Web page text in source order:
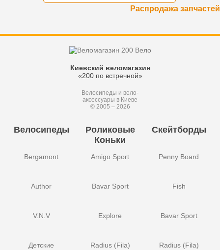
Распродажа запчастей
Киевский веломагазин
«200 по встречной»
Велосипеды и вело-
аксессуары в Киеве
© 2005 – 2026
Велосипеды
Bergamont
Author
V.N.V
Детские
Роликовые
Коньки
Amigo Sport
Bavar Sport
Explore
Radius (Fila)
Скейтборды
Penny Board
Fish
Bavar Sport
Radius (Fila)